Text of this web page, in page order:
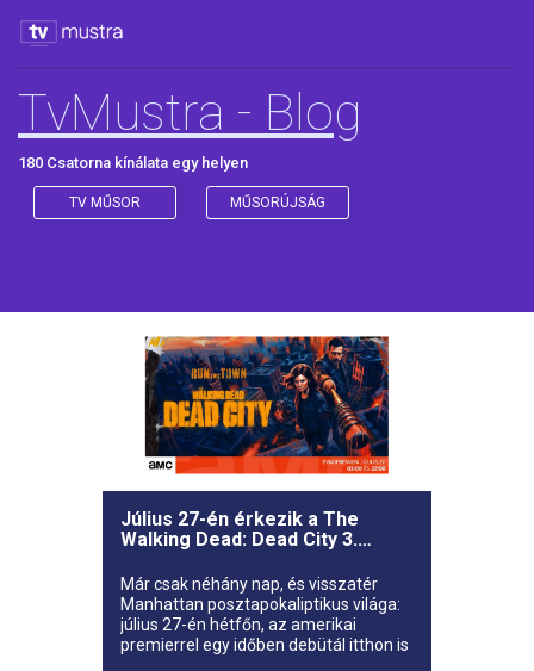
TvMustra - Blog
180 Csatorna kínálata egy helyen
TV MŰSOR MŰSORÚJSÁG
Július 27-én érkezik a The
Walking Dead: Dead City 3.
Már csak néhány nap, és visszatér
Manhattan posztapokaliptikus világa:
július 27-én hétfőn, az amerikai
premierrel egy időben debütál itthon is